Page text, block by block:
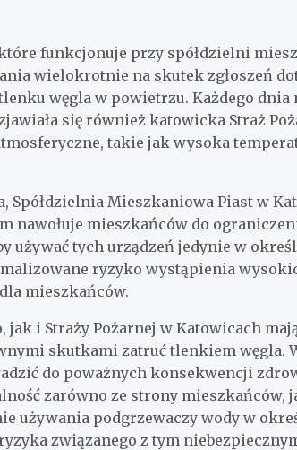
funkcjonuje przy spółdzielni
wielokrotnie na skutek zgłoszeń
węgla w powietrzu. Każdego dnia
się również katowicka Straż
takie jak wysoka
Spółdzielnia Mieszkaniowa Piast w
nawołuje mieszkańców do
używać tych urządzeń jedynie w
ryzyko wystąpienia
mieszkańców.
i Straży Pożarnej w Katowicach
skutkami zatruć tlenkiem węgla.
do poważnych konsekwencji
zarówno ze strony mieszkańców,
używania podgrzewaczy wody w
związanego z tym